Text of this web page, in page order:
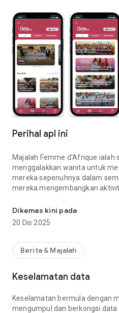
Perihal apl ini
Majalah Femme d'Afrique ialah
menggalakkan wanita untuk
mereka sepenuhnya dalam
mereka mengembangkan
Dikemas kini pada
20 Dis 2025
Berita & Majalah
Keselamatan data
Keselamatan bermula dengan
mengumpul dan berkongsi